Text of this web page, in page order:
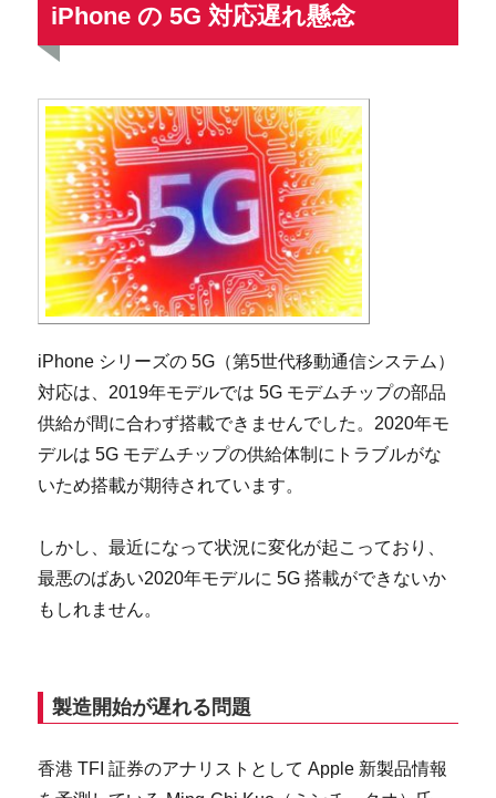
iPhone の 5G 対応遅れ懸念
iPhone シリーズの 5G（第5世代移動通信システム）
対応は、2019年モデルでは 5G モデムチップの部品
供給が間に合わず搭載できませんでした。2020年モ
デルは 5G モデムチップの供給体制にトラブルがな
いため搭載が期待されています。
しかし、最近になって状況に変化が起こっており、
最悪のばあい2020年モデルに 5G 搭載ができないか
もしれません。
製造開始が遅れる問題
香港 TFI 証券のアナリストとして Apple 新製品情報